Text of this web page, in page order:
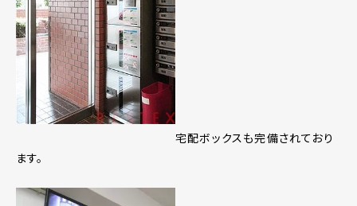
宅配ボックスも完備されており
ます。